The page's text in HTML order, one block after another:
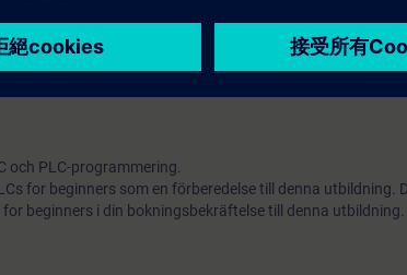
för till exempel Automation Basics with PLCs
och PLC-programmering.
for beginners som en förberedelse till denna utbildning.
beginners i din bokningsbekräftelse till denna utbildning.